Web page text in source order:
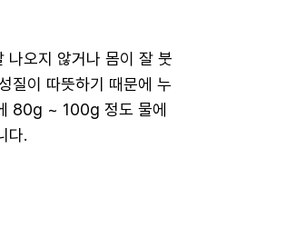
나오지 않거나 몸이 잘 붓
질이 따뜻하기 때문에 누
80g ~ 100g 정도 물에
다.